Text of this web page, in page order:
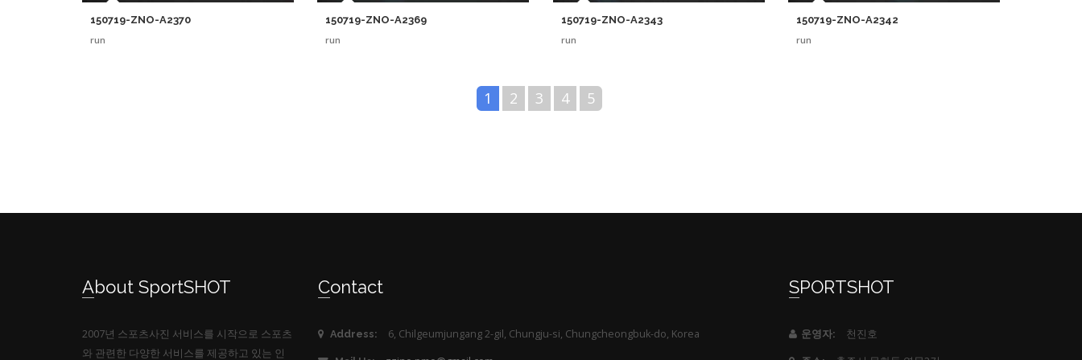
150719-ZNO-A2370
run
150719-ZNO-A2369
run
150719-ZNO-A2343
run
150719-ZNO-A2342
run
1 2 3 4 5
About SportSHOT
2007년 스포츠사진 서비스를 시작으로 스포츠
와 관련한 다양한 서비스를 제공하고 있는 인
Contact
Address: 6, Chilgeumjungang 2-gil, Chungju-si, Chungcheongbuk-do, Korea
SPORTSHOT
운영자: 천진호